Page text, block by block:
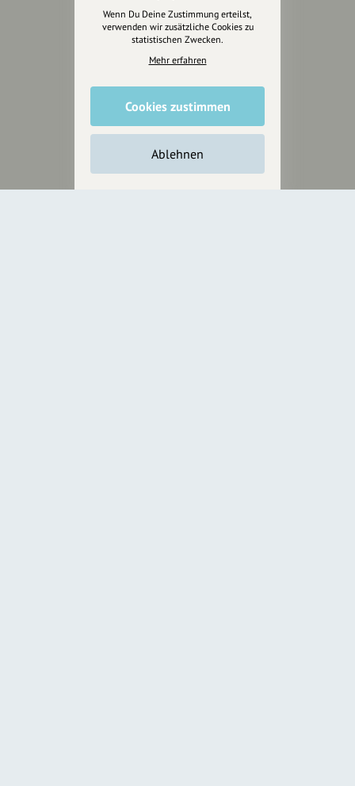
Marketing
Design & Branding
Anakin Design
Unterstütze
unsere Plattform
Wenn Du Deine Zustimmung erteilst,
verwenden wir zusätzliche Cookies zu
statistischen Zwecken.
Mehr erfahren
Cookies zustimmen
Ablehnen